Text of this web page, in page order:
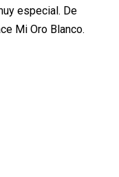
especial. De
Mi Oro Blanco.